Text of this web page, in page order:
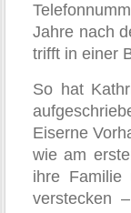
Jahre nach
trifft in einer
So hat
Eiserne
wie am
ihre Familie
verstecken